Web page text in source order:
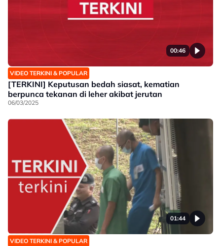
00:46
VIDEO TERKINI & POPULAR
[TERKINI] Keputusan bedah siasat, kematian
berpunca tekanan di leher akibat jerutan
06/03/2025
01:44
VIDEO TERKINI & POPULAR